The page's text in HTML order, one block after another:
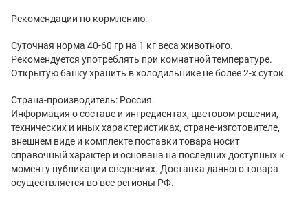
Рекомендации по кормлению:
Суточная норма 40-60 гр на 1 кг веса животного.
Рекомендуется употреблять при комнатной температуре.
Открытую банку хранить в холодильнике не более 2-х суток.
Страна-производитель: Россия.
Информация о составе и ингредиентах, цветовом решении,
технических и иных характеристиках, стране-изготовителе,
внешнем виде и комплекте поставки товара носит
справочный характер и основана на последних доступных к
моменту публикации сведениях. Доставка данного товара
осуществляется во все регионы РФ.